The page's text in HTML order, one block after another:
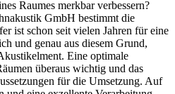
Raumes merkbar verbessern?
GmbH bestimmt die
ist schon seit vielen Jahren für eine
und genau aus diesem Grund,
Eine optimale
überaus wichtig und das
für die Umsetzung. Auf